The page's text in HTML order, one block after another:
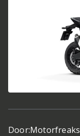
Door:Motorfreaks